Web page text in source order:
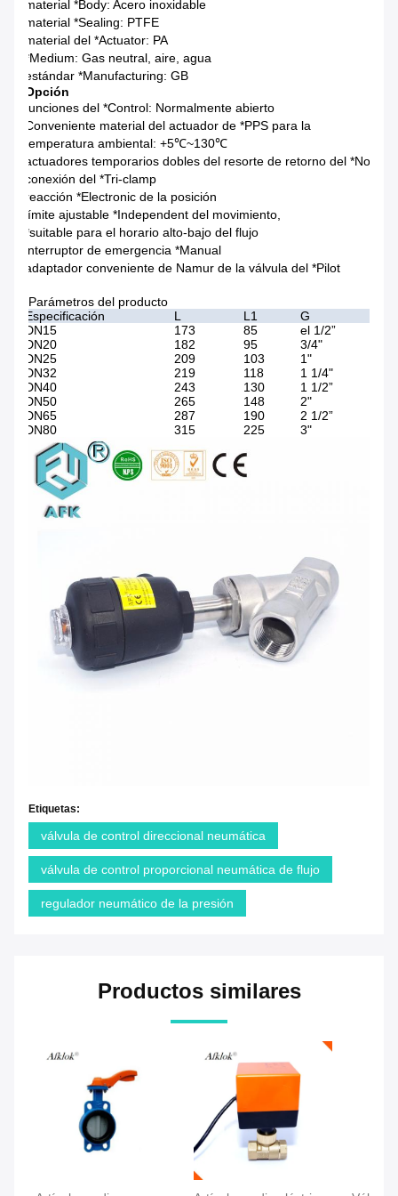
material *Body: Acero inoxidable
material *Sealing: PTFE
material del *Actuator: PA
*Medium: Gas neutral, aire, agua
estándar *Manufacturing: GB
Opción
funciones del *Control: Normalmente abierto
Conveniente material del actuador de *PPS para la
temperatura ambiental: +5℃~130℃
actuadores temporarios dobles del resorte de retorno del *No
conexión del *Tri-clamp
reacción *Electronic de la posición
límite ajustable *Independent del movimiento,
*suitable para el horario alto-bajo del flujo
interruptor de emergencia *Manual
adaptador conveniente de Namur de la válvula del *Pilot
Parámetros del producto
Especificación
L L1
G
DN15
173 85
el 1/2”
DN20
182 95
3/4"
DN25
209 103
1"
DN32
219 118
1 1/4"
DN40
243 130
1 1/2”
DN50
265 148
2"
DN65
287 190
2 1/2”
DN80
315 225 3"
Etiquetas:
válvula de control direccional neumática
válvula de control proporcional neumática de flujo
regulador neumático de la presión
Productos similares